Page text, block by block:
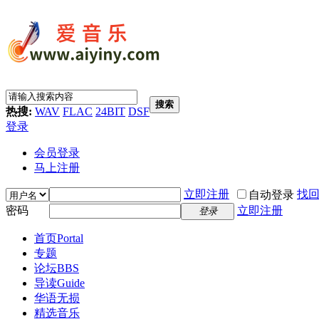
热搜: WAV FLAC 24BIT DSF
搜索
登录
会员登录
马上注册
立即注册 自动登录 找
密码
登录 立即注册
首页Portal
专题
论坛BBS
导读Guide
华语无损
精选音乐